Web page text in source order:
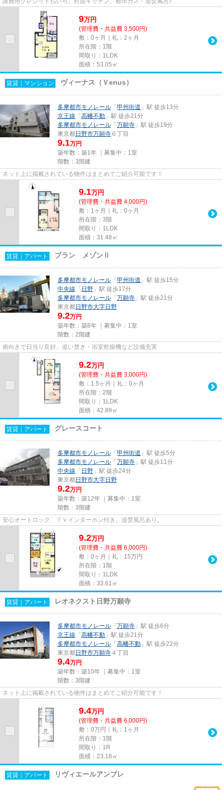
9万円
(管理費・共益費 3,500円)
敷：0ヶ月｜礼：2ヶ月
所在階：1階
間取り：1LDK
面積：53.05㎡
賃貸｜マンション ヴィーナス（Ｖenus）
多摩都市モノレール 「甲州街道 」駅 徒歩13分
京王線 「高幡不動 」駅 徒歩21分
多摩都市モノレール 「万願寺 」駅 徒歩19分
東京都日野市万願寺 ６丁目
9.1万円
築年数：築1年 ｜募集中： 1室
階数：3階建
ネット上に掲載されている物件はまとめてご紹介可能です！
9.1万円
(管理費・共益費 4,000円)
敷：1ヶ月｜礼：0ヶ月
所在階：3階
間取り：1LDK
面積：31.48㎡
賃貸｜アパート ブラン メゾンⅡ
多摩都市モノレール 「甲州街道 」駅 徒歩15分
中央線 「 日野 」駅 徒歩17分
多摩都市モノレール 「万願寺 」駅 徒歩21分
東京都日野市大字日野
9.2万円
築年数：築8年 ｜募集中： 1室
階数：2階建
南向きで日当り良好。追い焚き・浴室乾燥機など設備充実
9.2万円
(管理費・共益費 3,000円)
敷：1.5ヶ月｜礼：0ヶ月
所在階：2階
間取り：1LDK
面積：42.89㎡
賃貸｜アパート グレースコート
多摩都市モノレール 「甲州街道 」駅 徒歩5分
多摩都市モノレール 「万願寺 」駅 徒歩11分
中央線 「 日野 」駅 徒歩24分
東京都日野市大字日野
9.2万円
築年数：築12年 ｜募集中： 1室
階数：3階建
安心オートロック、ＴＶインターホン付き。追焚風呂あり。
9.2万円
(管理費・共益費 6,000円)
敷：0ヶ月｜礼：15万円
所在階：1階
間取り：1LDK
面積：33.61㎡
賃貸｜アパート レオネクスト日野万願寺
多摩都市モノレール 「万願寺 」駅 徒歩6分
京王線 「高幡不動 」駅 徒歩21分
多摩都市モノレール 「高幡不動 」駅 徒歩22分
東京都日野市万願寺 ４丁目
9.4万円
築年数：築10年 ｜募集中： 1室
階数：3階建
ネット上に掲載されている物件はまとめてご紹介可能です！
9.4万円
(管理費・共益費 6,000円)
敷：0万円｜礼：1ヶ月
所在階：1階
間取り：1R
面積：23.18㎡
賃貸｜アパート リヴィエールアンブレ